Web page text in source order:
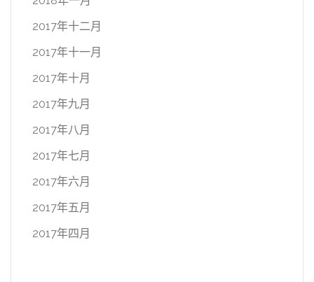
2017年十二月
2017年十一月
2017年十月
2017年九月
2017年八月
2017年七月
2017年六月
2017年五月
2017年四月